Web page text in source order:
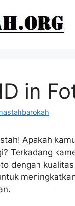
in
Apakah
Terkadang
dengan